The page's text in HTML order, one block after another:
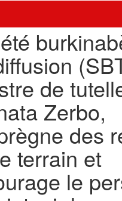
de
Zerbo,
des
terrain et
le